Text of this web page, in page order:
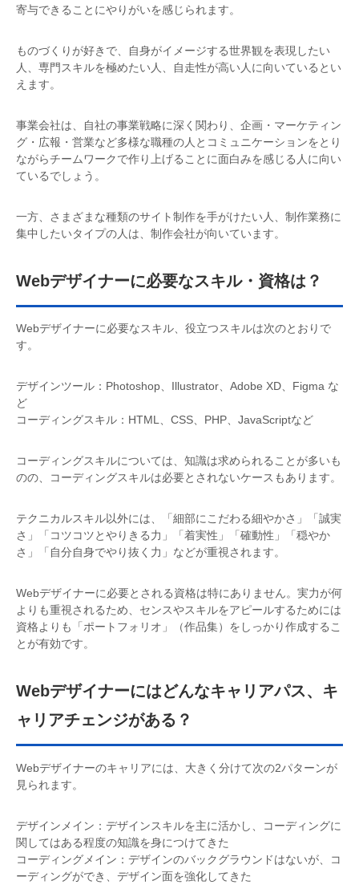
寄与できることにやりがいを感じられます。
ものづくりが好きで、自身がイメージする世界観を表現したい
人、専門スキルを極めたい人、自走性が高い人に向いているとい
えます。
事業会社は、自社の事業戦略に深く関わり、企画・マーケティン
グ・広報・営業など多様な職種の人とコミュニケーションをとり
ながらチームワークで作り上げることに面白みを感じる人に向い
ているでしょう。
一方、さまざまな種類のサイト制作を手がけたい人、制作業務に
集中したいタイプの人は、制作会社が向いています。
Webデザイナーに必要なスキル・資格は？
Webデザイナーに必要なスキル、役立つスキルは次のとおりで
す。
デザインツール：Photoshop、Illustrator、Adobe XD、Figma な
ど
コーディングスキル：HTML、CSS、PHP、JavaScriptなど
コーディングスキルについては、知識は求められることが多いも
のの、コーディングスキルは必要とされないケースもあります。
テクニカルスキル以外には、「細部にこだわる細やかさ」「誠実
さ」「コツコツとやりきる力」「着実性」「確動性」「穏やか
さ」「自分自身でやり抜く力」などが重視されます。
Webデザイナーに必要とされる資格は特にありません。実力が何
よりも重視されるため、センスやスキルをアピールするためには
資格よりも「ポートフォリオ」（作品集）をしっかり作成するこ
とが有効です。
Webデザイナーにはどんなキャリアパス、キ
ャリアチェンジがある？
Webデザイナーのキャリアには、大きく分けて次の2パターンが
見られます。
デザインメイン：デザインスキルを主に活かし、コーディングに
関してはある程度の知識を身につけてきた
コーディングメイン：デザインのバックグラウンドはないが、コ
ーディングができ、デザイン面を強化してきた